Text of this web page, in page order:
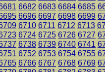
6682 6683 6684 6685
6696 6697 6698 6699
6710 6711 6712 6713
6724 6725 6726 6727
6738 6739 6740 6741
6752 6753 6754 6755
6766 6767 6768 6769